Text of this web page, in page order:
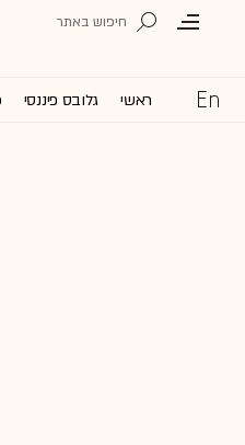
ראשי גלובס פיננסי